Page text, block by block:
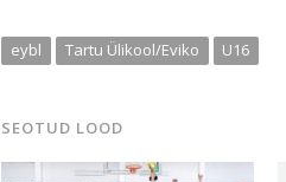
eybl Tartu Ülikool/Eviko U16
SEOTUD LOOD